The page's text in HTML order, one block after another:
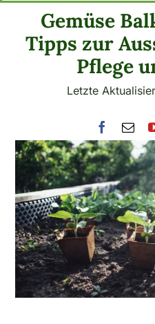
Gemüse
Tipps zur
Pflege
Letzte